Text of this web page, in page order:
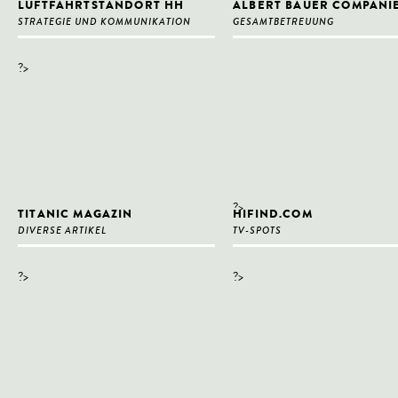
LUFTFAHRTSTANDORT HH
STRATEGIE UND KOMMUNIKATION
ALBERT BAUER
GESAMTBETREUUNG
?>
TITANIC MAGAZIN
DIVERSE ARTIKEL
?>
HIFIND.COM
TV-SPOTS
?> ?>